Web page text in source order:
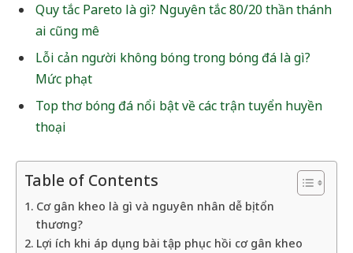
Quy tắc Pareto là gì? Nguyên tắc 80/20 thần thánh
ai cũng mê
Lỗi cản người không bóng trong bóng đá là gì?
Mức phạt
Top thơ bóng đá nổi bật về các trận tuyển huyền
thoại
Table of Contents
Cơ gân kheo là gì và nguyên nhân dễ bị tổn
thương?
Lợi ích khi áp dụng bài tập phục hồi cơ gân kheo